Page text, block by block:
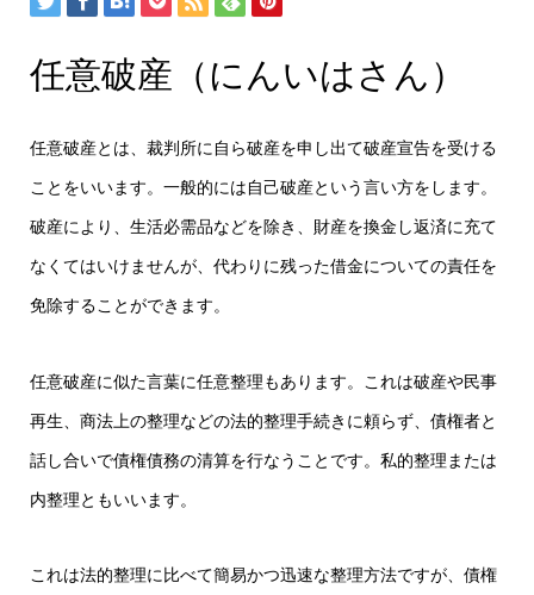
任意破産（にんいはさん）
任意破産とは、裁判所に自ら破産を申し出て破産宣告を受ける
ことをいいます。一般的には自己破産という言い方をします。
破産により、生活必需品などを除き、財産を換金し返済に充て
なくてはいけませんが、代わりに残った借金についての責任を
免除することができます。
任意破産に似た言葉に任意整理もあります。これは破産や民事
再生、商法上の整理などの法的整理手続きに頼らず、債権者と
話し合いで債権債務の清算を行なうことです。私的整理または
内整理ともいいます。
これは法的整理に比べて簡易かつ迅速な整理方法ですが、債権